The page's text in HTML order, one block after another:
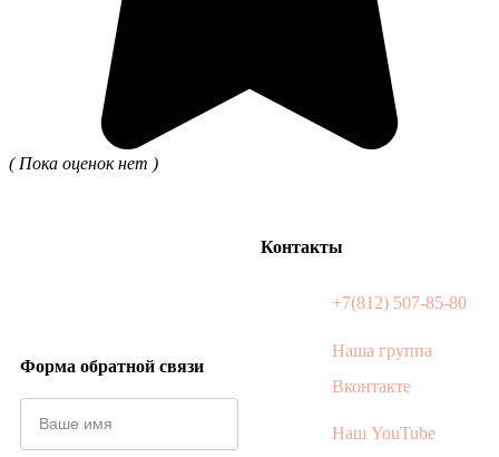
( Пока оценок нет )
Форма обратной связи
Контакты
+7(812) 507-85-80
Наша группа
Вконтакте
Наш YouTube